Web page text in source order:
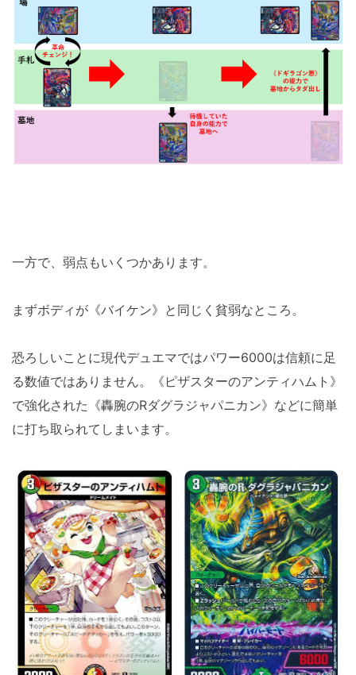
一方で、弱点もいくつかあります。
まずボディが《バイケン》と同じく貧弱なところ。
恐ろしいことに現代デュエマではパワー6000は信頼に足
る数値ではありません。《ピザスターのアンティハムト》
で強化された《轟腕のRダグラジャパニカン》などに簡単
に打ち取られてしまいます。